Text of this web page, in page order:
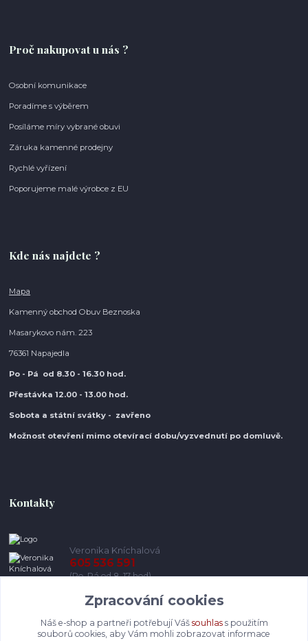
Proč nakupovat u nás ?
Osobní komunikace
Poradíme s výběrem
Posíláme míry vybrané obuvi
Záruka kamenné prodejny
Rychlé vyřízení
Poporujeme malé výrobce z EU
Kde nás najdete ?
Mapa
Kamenný obchod Obuv Beznoska
Masarykovo nám. 223
76361 Napajedla
Po - Pá od 8.30 - 16.30 hod.
Přestávka 12.00 - 13.00 hod.
Sobota a státní svátky - zavřeno
Možnost otevření mimo otevírací dobu/vyzvednutí po domluvě.
Kontakty
Veronika Kníchalová
605 536 591
(Po-Pá od 8-17 hod)
info@pohodlneboty.cz
Zpracování cookies
Náš e-shop a partneři potřebují Váš souhlass použitím
souborů cookies, aby Vám mohli zobrazovat informace